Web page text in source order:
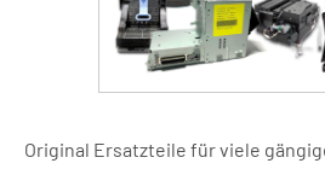
Original Ersatzteile für viele